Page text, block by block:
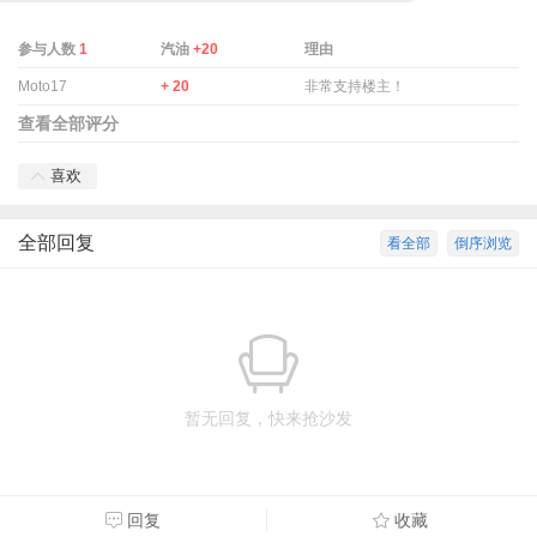
参与人数 1 汽油+20 理由
Moto17 + 20 非常支持楼主！
查看全部评分
喜欢
倒序浏览
看全部
全部回复
暂无回复，快来抢沙发
回复 收藏